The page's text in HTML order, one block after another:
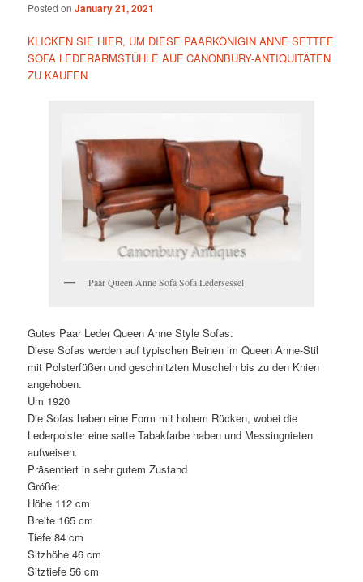
Posted onJanuary 21, 2021
KLICKEN SIE HIER, UM DIESE PAARKÖNIGIN ANNE SETTEE
SOFA LEDERARMSTÜHLE AUF CANONBURY-ANTIQUITÄTEN
ZU KAUFEN
Paar Queen Anne Sofa Sofa Ledersessel
Gutes Paar Leder Queen Anne Style Sofas.
Diese Sofas werden auf typischen Beinen im Queen Anne-Stil
mit Polsterfüßen und geschnitzten Muscheln bis zu den Knien
angehoben.
Um 1920
Die Sofas haben eine Form mit hohem Rücken, wobei die
Lederpolster eine satte Tabakfarbe haben und Messingnieten
aufweisen.
Präsentiert in sehr gutem Zustand
Größe:
Höhe 112 cm
Breite 165 cm
Tiefe 84 cm
Sitzhöhe 46 cm
Sitztiefe 56 cm